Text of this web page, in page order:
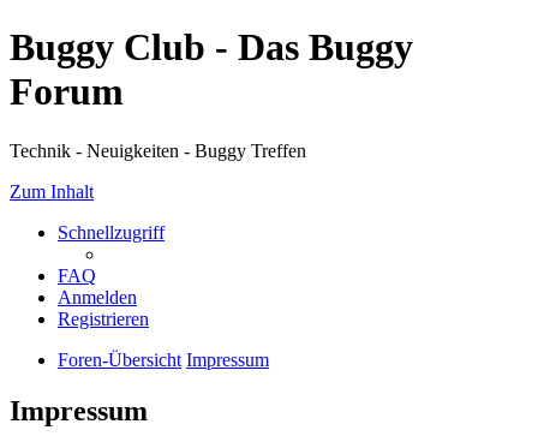
Buggy Club - Das Buggy
Forum
Technik - Neuigkeiten - Buggy Treffen
Zum Inhalt
Schnellzugriff
FAQ
Anmelden
Registrieren
Foren-Übersicht Impressum
Impressum